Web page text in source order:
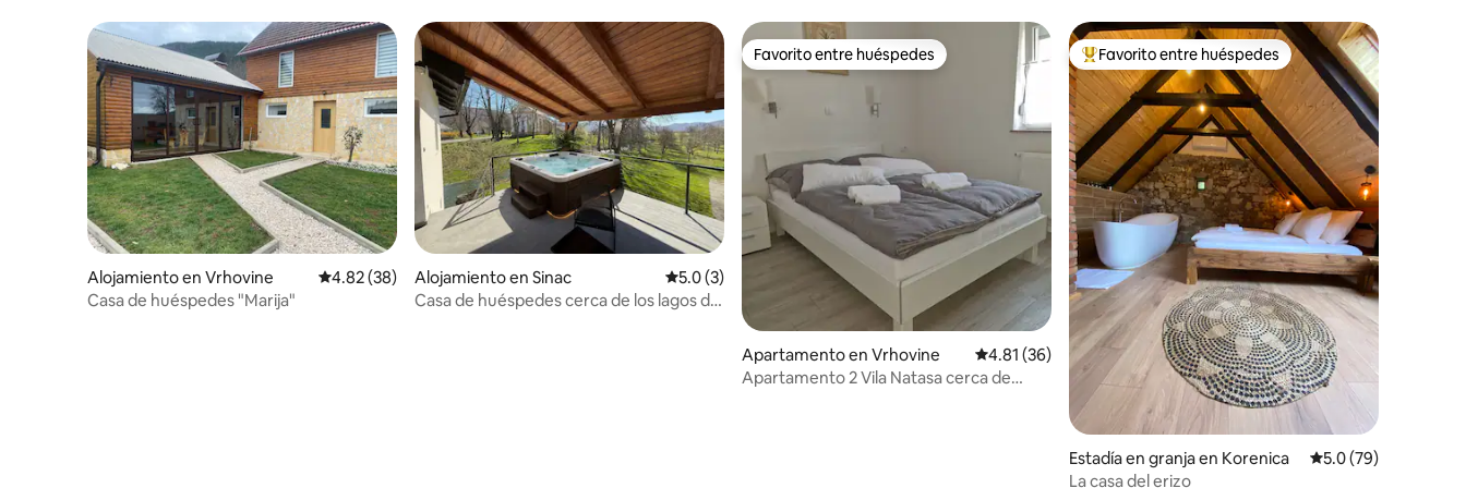
Alojamiento en Vrhovine Calificación promedio: 4.82 de 5, 38 reseñas
4.82 (38)
Casa de huéspedes "Marija"
Alojamiento en Sinac Calificación promedio: 5.0 de 5, 3 reseñas
5.0 (3)
Casa de huéspedes cerca de los lagos de
Favorito entre huéspedes
Favorito entre huéspedes
Apartamento en Vrhovine Calificación promedio: 4.81 de 5, 36 reseñas
4.81 (36)
Apartamento 2 Vila Natasa cerca de
Favorito entre huéspedes preferido
Favorito entre huéspedes
Estadía en granja en Korenica Calificación
5.0 (79)
La casa del erizo